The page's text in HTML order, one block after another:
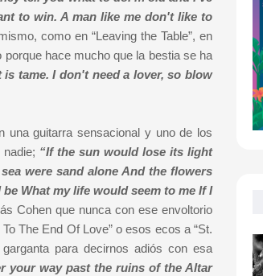
to win. A man like me don't like to
como en “Leaving the Table”, en
hace mucho que la bestia se ha
tame. I don't need a lover, so blow
una guitarra sensacional y uno de los
“If the sun would lose its light
were sand alone And the flowers
What my life would seem to me If I
Cohen que nunca con ese envoltorio
The End Of Love” o esos ecos a “St.
para decirnos adiós con esa
your way past the ruins of the Altar